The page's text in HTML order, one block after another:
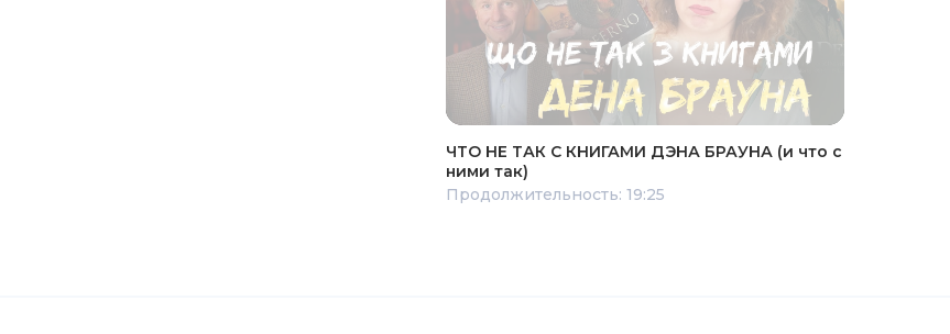
ЧТО НЕ ТАК С КНИГАМИ ДЭНА БРАУНА (и что с
ними так)
Продолжительность: 19:25